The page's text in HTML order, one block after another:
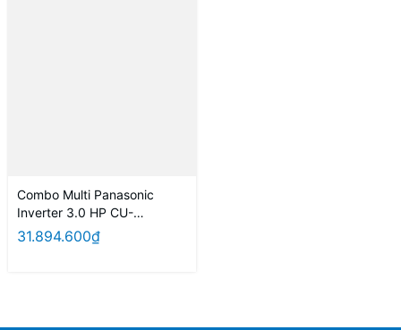
Combo Multi Panasonic
Inverter 3.0 HP CU-
3U27YBZ / CS-MPU9YKZ +
CS-MPU9YKZ + CS-
31.894.600₫